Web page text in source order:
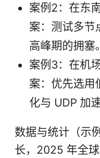
案例2：在东
案：测试多节
高峰期的拥塞。
案例3：在机
案：优先选用
化与 UDP 加速
数据与统计（示
长，2025 年全